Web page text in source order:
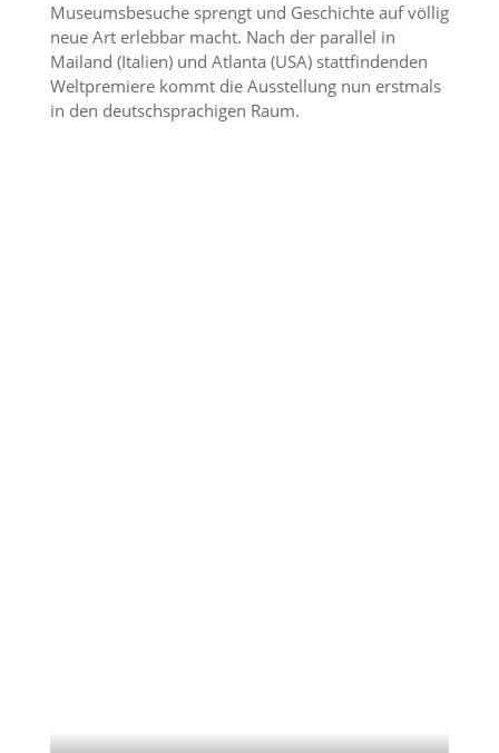
Museumsbesuche sprengt und Geschichte auf völlig
neue Art erlebbar macht. Nach der parallel in
Mailand (Italien) und Atlanta (USA) stattfindenden
Weltpremiere kommt die Ausstellung nun erstmals
in den deutschsprachigen Raum.